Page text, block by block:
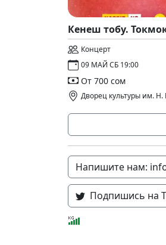
Кенеш тобу.
Концерт
09 МАЙ СБ 19:00
От 700 сом
Дворец культуры им. Н.
Напишите нам:
Подпишись на